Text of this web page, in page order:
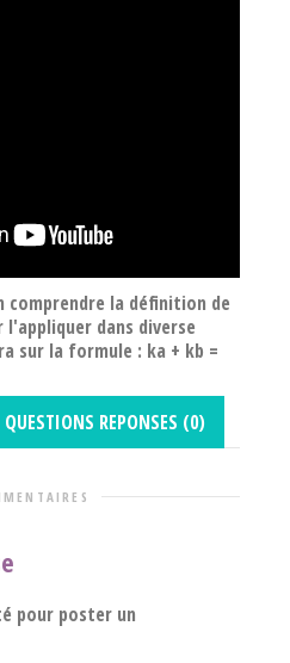
la définition de
dans diverse
sur la formule : ka + kb =
QUESTIONS REPONSES (0)
pour poster un